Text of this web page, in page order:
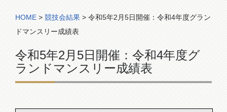
HOME > 競技会結果 > 令和5年2月5日開催：令和4年度グラン
ドマンスリー成績表
令和5年2月5日開催：令和4年度グ
ランドマンスリー成績表